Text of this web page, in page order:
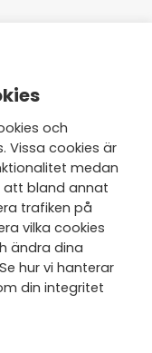
del
och
Vissa cookies är
medan
att bland annat
trafiken på
vilka cookies
ändra dina
hur vi hanterar
din integritet